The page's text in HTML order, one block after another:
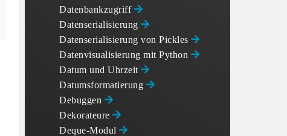
Datenbankzugriff
Datenserialisierung
Datenserialisierung von Pickles
Datenvisualisierung mit Python
Datum und Uhrzeit
Datumsformatierung
Debuggen
Dekorateure
Deque-Modul